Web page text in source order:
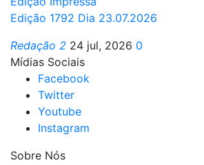
Edição 1792 Dia 23.07.2026
Redação 2 24 jul, 2026 0
Mídias Sociais
Facebook
Twitter
Youtube
Instagram
Sobre Nós